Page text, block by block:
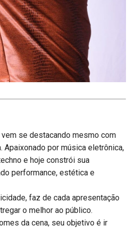
se destacando mesmo com
Apaixonado por música eletrônica,
e hoje constrói sua
performance, estética e
faz de cada apresentação
o melhor ao público.
da cena, seu objetivo é ir